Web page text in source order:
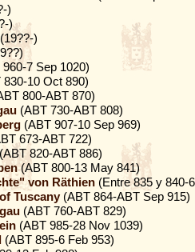
)
)
)
7 Sep 1020)
830-10 Oct 890)
800-ABT 870)
(ABT 730-ABT 808)
(ABT 907-10 Sep 969)
673-ABT 722)
(ABT 820-ABT 886)
(ABT 800-13 May 841)
von Räthien (Entre 835 y 840-
Tuscany (ABT 864-ABT Sep 915)
(ABT 760-ABT 829)
(ABT 985-28 Nov 1039)
(ABT 895-6 Feb 953)